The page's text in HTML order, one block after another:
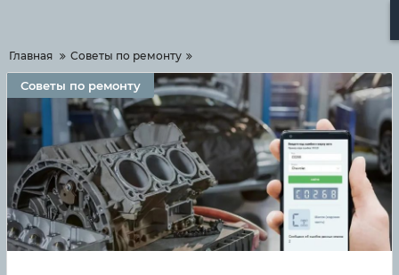
Главная Советы по ремонту
Советы по ремонту